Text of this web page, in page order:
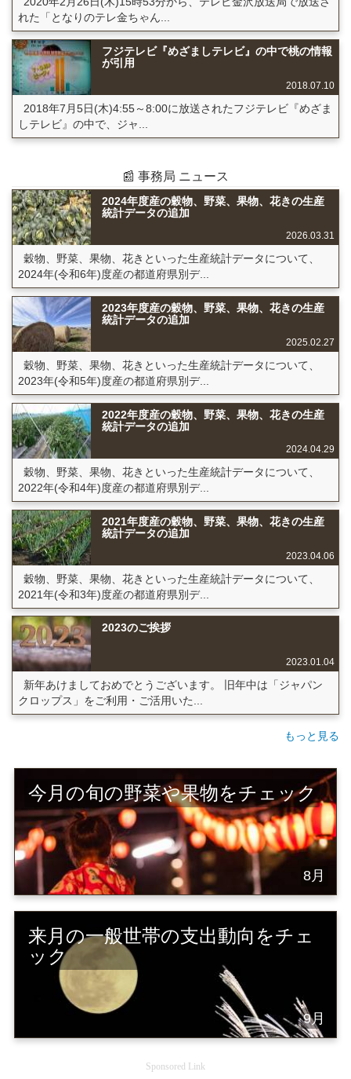
れた「となりのテレ金ちゃん...
フジテレビ『めざましテレビ』の中で桃の情報
が引用
2018.07.10
2018年7月5日(木)4:55～8:00に放送されたフジテレビ『めざま
しテレビ』の中で、ジャ...
📰 事務局 ニュース
2024年度産の穀物、野菜、果物、花きの生産
統計データの追加
2026.03.31
穀物、野菜、果物、花きといった生産統計データについて、
2024年(令和6年)度産の都道府県別デ...
2023年度産の穀物、野菜、果物、花きの生産
統計データの追加
2025.02.27
穀物、野菜、果物、花きといった生産統計データについて、
2023年(令和5年)度産の都道府県別デ...
2022年度産の穀物、野菜、果物、花きの生産
統計データの追加
2024.04.29
穀物、野菜、果物、花きといった生産統計データについて、
2022年(令和4年)度産の都道府県別デ...
2021年度産の穀物、野菜、果物、花きの生産
統計データの追加
2023.04.06
穀物、野菜、果物、花きといった生産統計データについて、
2021年(令和3年)度産の都道府県別デ...
2023のご挨拶
2023.01.04
新年あけましておめでとうございます。 旧年中は「ジャパン
クロップス」をご利用・ご活用いた...
もっと見る
今月の旬の野菜や果物をチェック
8月
来月の一般世帯の支出動向をチェ
ック
9月
Sponsored Link